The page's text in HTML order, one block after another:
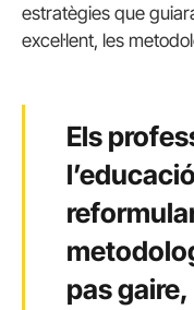
estratègies que
excel·lent, les
Els
pas